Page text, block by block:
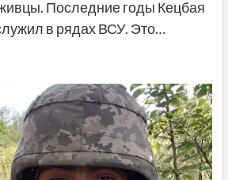
Последние годы Кецбая
в рядах ВСУ. Это…